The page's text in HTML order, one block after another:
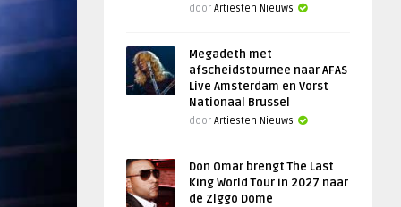
door Artiesten Nieuws
Megadeth met
afscheidstournee naar AFAS
Live Amsterdam en Vorst
Nationaal Brussel
door Artiesten Nieuws
Don Omar brengt The Last
King World Tour in 2027 naar
de Ziggo Dome